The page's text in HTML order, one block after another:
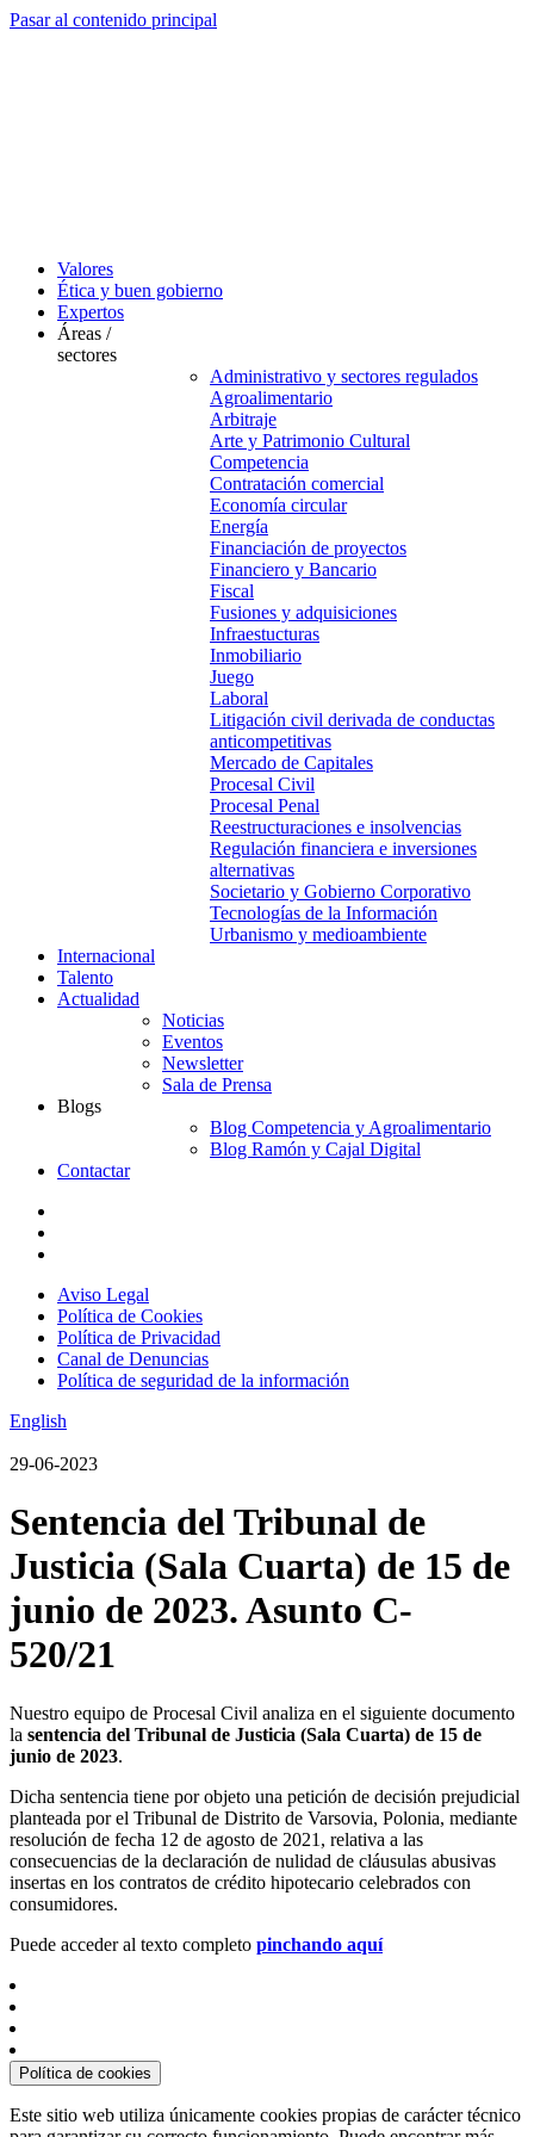
Pasar al contenido principal
Valores
Ética y buen gobierno
Expertos
Áreas /
sectores
Administrativo y sectores regulados
Agroalimentario
Arbitraje
Arte y Patrimonio Cultural
Competencia
Contratación comercial
Economía circular
Energía
Financiación de proyectos
Financiero y Bancario
Fiscal
Fusiones y adquisiciones
Infraestucturas
Inmobiliario
Juego
Laboral
Litigación civil derivada de conductas
anticompetitivas
Mercado de Capitales
Procesal Civil
Procesal Penal
Reestructuraciones e insolvencias
Regulación financiera e inversiones
alternativas
Societario y Gobierno Corporativo
Tecnologías de la Información
Urbanismo y medioambiente
Internacional
Talento
Actualidad
Noticias
Eventos
Newsletter
Sala de Prensa
Blogs
Blog Competencia y Agroalimentario
Blog Ramón y Cajal Digital
Contactar
Aviso Legal
Política de Cookies
Política de Privacidad
Canal de Denuncias
Política de seguridad de la información
English
29-06-2023
Sentencia del Tribunal de
Justicia (Sala Cuarta) de 15 de
junio de 2023. Asunto C-
520/21
Nuestro equipo de Procesal Civil analiza en el siguiente documento
la sentencia del Tribunal de Justicia (Sala Cuarta) de 15 de
junio de 2023.
Dicha sentencia tiene por objeto una petición de decisión prejudicial
planteada por el Tribunal de Distrito de Varsovia, Polonia, mediante
resolución de fecha 12 de agosto de 2021, relativa a las
consecuencias de la declaración de nulidad de cláusulas abusivas
insertas en los contratos de crédito hipotecario celebrados con
consumidores.
Puede acceder al texto completo pinchando aquí.
Política de cookies
Este sitio web utiliza únicamente cookies propias de carácter técnico